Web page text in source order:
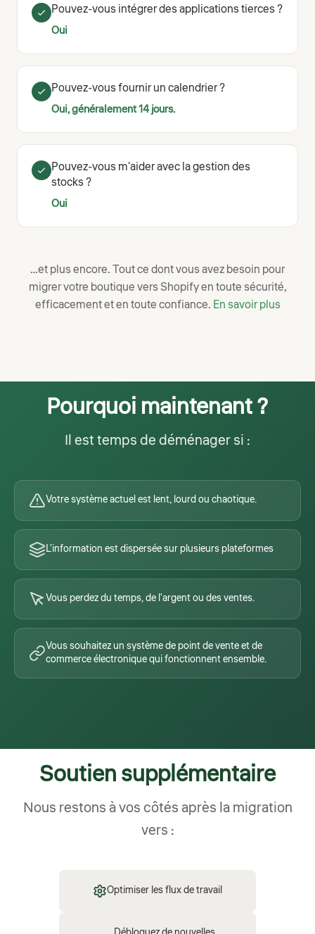
Pouvez-vous intégrer des applications tierces ?
Oui
Pouvez-vous fournir un calendrier ?
Oui, généralement 14 jours.
Pouvez-vous m'aider avec la gestion des
stocks ?
Oui
…et plus encore. Tout ce dont vous avez besoin pour
migrer votre boutique vers Shopify en toute sécurité,
efficacement et en toute confiance. En savoir plus
Pourquoi maintenant ?
Il est temps de déménager si :
Votre système actuel est lent, lourd ou chaotique.
L'information est dispersée sur plusieurs plateformes
Vous perdez du temps, de l'argent ou des ventes.
Vous souhaitez un système de point de vente et de
commerce électronique qui fonctionnent ensemble.
Soutien supplémentaire
Nous restons à vos côtés après la migration
vers :
Optimiser les flux de travail